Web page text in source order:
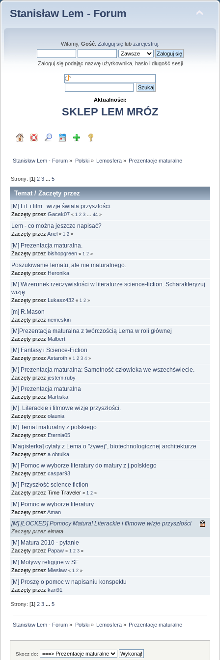
Stanisław Lem - Forum
Witamy, Gość. Zaloguj sięlub zarejestruj.
Zaloguj się podając nazwę użytkownika, hasło i długość sesji
Aktualności:
SKLEP LEM MRÓZ
Stanisław Lem - Forum » Polski» Lemosfera» Prezentacje maturalne
Strony: [1]2 3 ...5
Temat /Zaczęty przez
[M] Lit. i film. wizje świata przyszłości.
Zaczęty przez Gacek07 « 1 2 3 44 »
Lem - co można jeszcze napisać?
Zaczęty przez Ariel « 1 2 »
[M] Prezentacja maturalna.
Zaczęty przez bishopgreen « 1 2 »
Poszukiwanie tematu, ale nie maturalnego.
Zaczęty przez Heronika
[M] Wizerunek rzeczywistości w literaturze science-fiction. Scharakteryzuj
wizję
Zaczęty przez Lukasz432 « 1 2 »
[m] R.Mason
Zaczęty przez nemeskin
[M]Prezentacja maturalna z twórczością Lema w roli głównej
Zaczęty przez Malbert
[M] Fantasy i Science-Fiction
Zaczęty przez Astaroth « 1 2 3 4 »
[M] Prezentacja maturalna: Samotność człowieka we wszechświecie.
Zaczęty przez jestem.ruby
[M] Prezentacja maturalna
Zaczęty przez Martiska
[M]. Literackie i filmowe wizje przyszłości.
Zaczęty przez olaunia
[M] Temat maturalny z polskiego
Zaczęty przez Eternia05
[Magisterka] cytaty z Lema o "żywej", biotechnologicznej architekturze
Zaczęty przez a.obtulka
[M] Pomoc w wyborze literatury do matury z j.polskiego
Zaczęty przez caspar93
[M] Przyszłość science fiction
Zaczęty przez Time Traveler « 1 2 »
[M] Pomoc w wyborze literatury.
Zaczęty przez Aman
[M] [LOCKED] Pomocy Matura! Literackie i filmowe wizje przyszłości
Zaczęty przez elmata
[M] Matura 2010 - pytanie
Zaczęty przez Papaw « 1 2 3 »
[M] Motywy religijne w SF
Zaczęty przez Miesław « 1 2 »
[M] Proszę o pomoc w napisaniu konspektu
Zaczęty przez kari91
Strony: [1]2 3 ...5
Stanisław Lem - Forum » Polski» Lemosfera» Prezentacje maturalne
Skocz do: